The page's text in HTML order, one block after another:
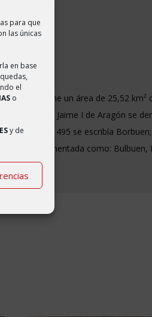
para que
las únicas
en base
el
o
y de
Tiene un área de 25,52 km²
tiempos de Jaime I de Aragón se
de 1495 se escribía
sido documentada como: Bulbuen,